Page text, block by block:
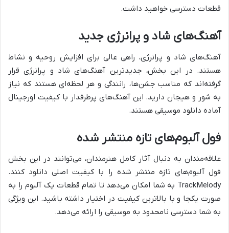
قطعات دسترسی خواهید داشت.
آهنگ‌های شاد و پرانرژی جدید
آهنگ‌های شاد و پرانرژی، راهی عالی برای افزایش روحیه و نشاط
هستند. در این بخش، جدیدترین آهنگ‌های شاد و پرانرژی قرار
گرفته‌اند که مناسب جشن‌ها، رانندگی و هر لحظه‌ای هستند که نیاز
به شور و هیجان دارید. این آهنگ‌های پرطرفدار با کیفیت اورجینال
آماده دانلود موسیقی هستند.
فول آلبوم‌های تازه منتشر شده
علاقه‌مندان به دنبال آثار کامل هنرمندان، می‌توانند در این بخش
فول آلبوم‌های تازه منتشر شده را با کیفیت اصلی دانلود کنند.
TrackMelody به شما امکان می‌دهد تا تمام قطعات یک آلبوم را به
صورت یکجا و با بالاترین کیفیت در اختیار داشته باشید. این ویژگی
به شما دسترسی نامحدود به موسیقی را ارائه می‌دهد.